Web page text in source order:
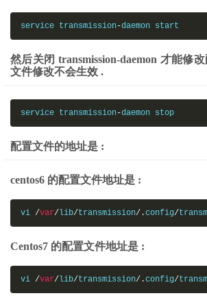
service transmission-daemon start
然后关闭 transmission-daemon 才能修
文件修改不会生效 .
service transmission-daemon stop
配置文件的地址是 :
centos6 的配置文件地址是 :
vi /var/ lib/transmission/.config/
Centos7 的配置文件地址是 :
vi /var/ lib/transmission/.config/